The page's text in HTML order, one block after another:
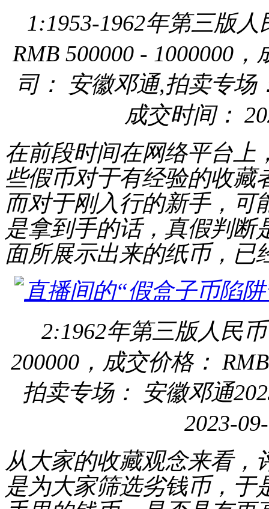
1:1953-1962年第三版
RMB 500000 - 1000000
司： 安徽邓通,拍卖专场
成交时间：
在前段时间在网络平台上
些假币对于有经验的收藏
而对于刚入行的新手，可
是拿到手的话，真假判断
面所展示出来的纸币，已
2:1962年第三版人民
200000，成交价格：
拍卖专场： 安徽邓通
2023-
从大家的收藏观念来看，
是为大家筛选劣钱币，于